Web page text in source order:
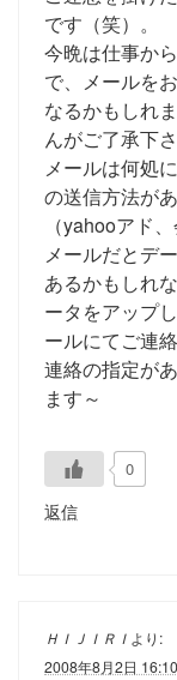
です（笑）。
今晩は仕事か
で、メールを
なるかもしれ
んがご了承下さ
メールは何処
の送信方法が
（yahooアド
メールだとデ
あるかもしれ
ータをアップ
ールにてご連
連絡の指定が
ます～
0
返信
ＨＩＪＩＲＩ より:
2008年8月2日 16:10